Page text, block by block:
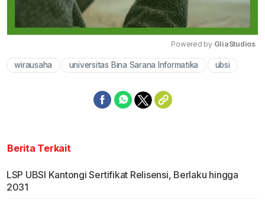
Mute
Powered by GliaStudios
wirausaha universitas Bina Sarana Informatika ubsi
Berita Terkait
LSP UBSI Kantongi Sertifikat Relisensi, Berlaku hingga
2031